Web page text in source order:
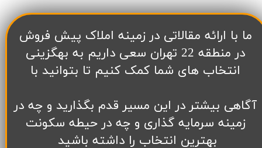
​ما با ارائه مقالاتی در زمینه املاک پیش فروش
در منطقه 22 تهران سعی داریم به بهگزینی
انتخاب های شما کمک کنیم تا بتوانید با
آگاهی بیشتر در این مسیر قدم بگذارید و چه در
زمینه سرمایه گذاری و چه در حیطه سکونت
بهترین انتخاب را داشته باشید